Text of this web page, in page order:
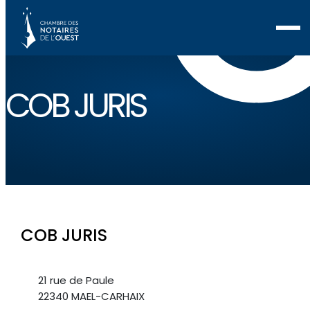
COB JURIS
COB JURIS
21 rue de Paule
22340 MAEL-CARHAIX